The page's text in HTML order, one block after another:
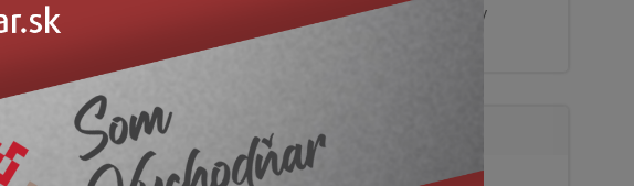
Krylovi - Vranovské novinky
Kategórie